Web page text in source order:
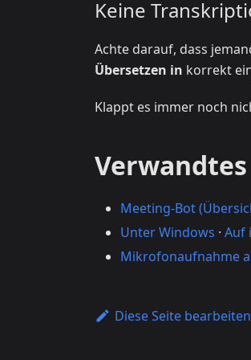
Keine
Achte darauf, dass
Übersetzen in korrekt
Klappt es immer noch
Verwandtes
Meeting-Bot
Unter Windows · Auf
Mikrofonaufnahme
Diese Seite bearbeiten